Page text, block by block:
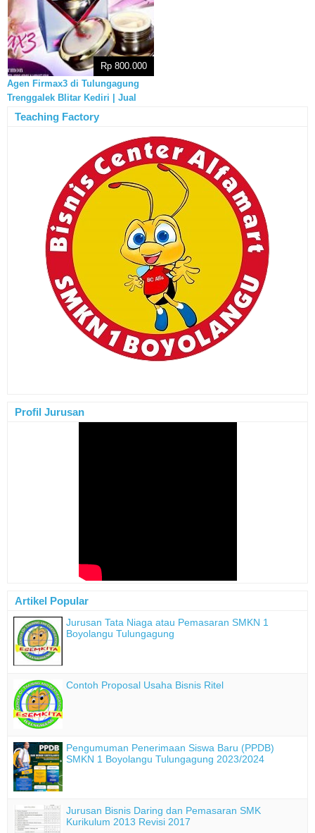
Agen Firmax3 di Tulungagung
Trenggalek Blitar Kediri | Jual
Obat Stroke
Rp 800.000
Teaching Factory
Profil Jurusan
Artikel Popular
Jurusan Tata Niaga atau Pemasaran SMKN 1
Boyolangu Tulungagung
Contoh Proposal Usaha Bisnis Ritel
Pengumuman Penerimaan Siswa Baru (PPDB)
SMKN 1 Boyolangu Tulungagung 2023/2024
Jurusan Bisnis Daring dan Pemasaran SMK
Kurikulum 2013 Revisi 2017